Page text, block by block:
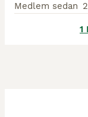
Medlem sedan
1